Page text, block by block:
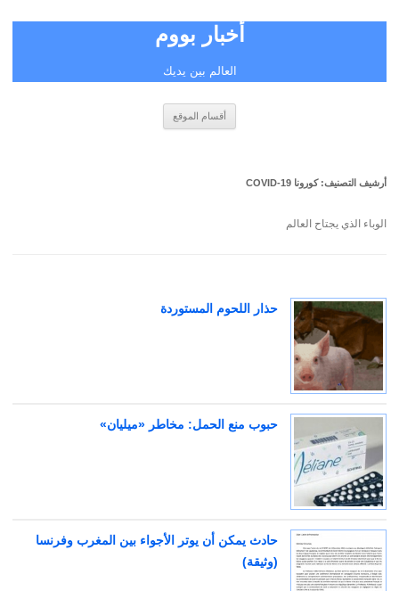
أخبار بووم
العالم بين يديك
أقسام الموقع
أرشيف التصنيف:كورونا COVID-19
الوباء الذي يجتاح العالم
حذار اللحوم المستوردة
حبوب منع الحمل: مخاطر «ميليان»
حادث يمكن أن يوتر الأجواء بين المغرب وفرنسا
(وثيقة)